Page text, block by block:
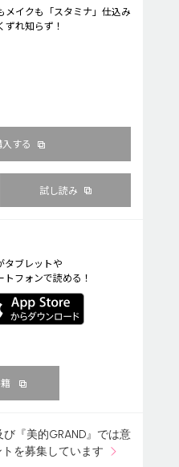
メイクも「スタミナ」仕込み
ずれ知らず！
する
試し読み
タブレットや
トフォンで読める！
び『美的GRAND』では意
を募集しています